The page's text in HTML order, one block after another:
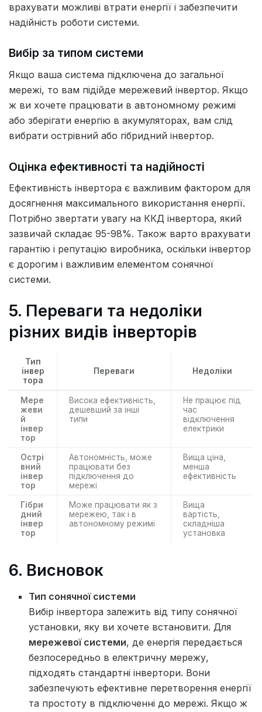
врахувати можливі втрати енергії і забезпечити
надійність роботи системи.
Вибір за типом системи
Якщо ваша система підключена до загальної
мережі, то вам підійде мережевий інвертор. Якщо
ж ви хочете працювати в автономному режимі
або зберігати енергію в акумуляторах, вам слід
вибрати острівний або гібридний інвертор.
Оцінка ефективності та надійності
Ефективність інвертора є важливим фактором для
досягнення максимального використання енергії.
Потрібно звертати увагу на ККД інвертора, який
зазвичай складає 95-98%. Також варто врахувати
гарантію і репутацію виробника, оскільки інвертор
є дорогим і важливим елементом сонячної
системи.
5. Переваги та недоліки
різних видів інверторів
Тип
інвер
тора
Переваги Недоліки
Мере
жеви
й
інвер
тор
Висока ефективність,
дешевший за інші
типи
Не працює під
час
відключення
електрики
Острі
вний
інвер
тор
Автономність, може
працювати без
підключення до
мережі
Вища ціна,
менша
ефективність
Гібри
дний
інвер
тор
Може працювати як з
мережею, так і в
автономному режимі
Вища
вартість,
складніша
установка
6. Висновок
Тип сонячної системи
Вибір інвертора залежить від типу сонячної
установки, яку ви хочете встановити. Для
мережевої системи, де енергія передається
безпосередньо в електричну мережу,
підходять стандартні інвертори. Вони
забезпечують ефективне перетворення енергії
та простоту в підключенні до мережі. Якщо ж